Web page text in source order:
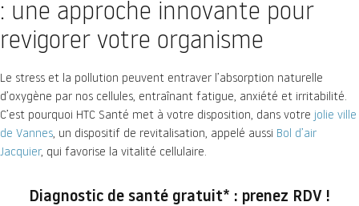
: une approche innovante pour
revigorer votre organisme
Le stress et la pollution peuvent entraver l’absorption naturelle
d’oxygène par nos cellules, entraînant fatigue, anxiété et irritabilité.
C’est pourquoi HTC Santé met à votre disposition, dans votre jolie ville
de Vannes, un dispositif de revitalisation, appelé aussi Bol d’air
Jacquier, qui favorise la vitalité cellulaire.
Diagnostic de santé gratuit* : prenez RDV !